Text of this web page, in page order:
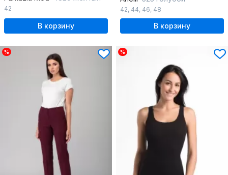
42
В корзину
42, 44, 46, 48
В корзину
% %